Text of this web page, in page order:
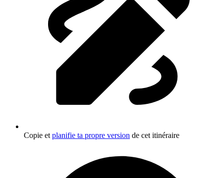
Copie et planifie ta propre version de cet itinéraire